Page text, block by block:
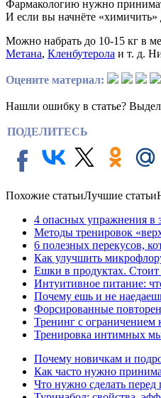
Фармакологию нужно
И если вы начнёте «химичить»
Можно набрать до 10-15 кг в
Метана, Кленбутерола и т. д.
Оцените материал:
Нашли ошибку в статье?
ПОДЕЛИТЕСЬ
Похожие статьиЛучшие статьи
4 опасных упражнения в
Методы тренировок
6 полезных перекусов,
Как улучшить
Ешки в продуктах.
Интуитивное питание:
Почему ешь и не
Форсированные
Тренинг с ограничением
Тренировка интимных
Почему новичкам и
Как часто нужно
Что нужно сделать